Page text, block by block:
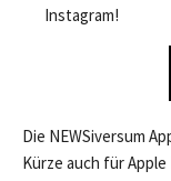
Instagram!
Die NEWSiversum
Kürze auch für